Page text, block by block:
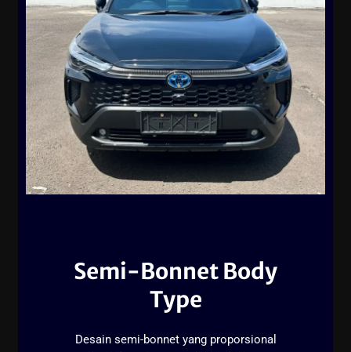
Semi-Bonnet Body
Type
Desain semi-bonnet yang proporsional